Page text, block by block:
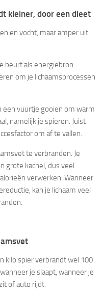
kleiner, door een dieet
en vocht, maar amper uit
beurt als energiebron.
om je lichaamsprocessen
een vuurtje gooien om warm
namelijk je spieren. Juist
om af te vallen.
te verbranden. Je
grote kachel, dus veel
verwerken. Wanneer
kan je lichaam veel
kilo spier verbrandt wel 100
je slaapt, wanneer je
of auto rijdt.